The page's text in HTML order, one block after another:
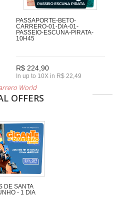
PASSAPORTE-BETO-
CARRERO-01-DIA-01-
PASSEIO-ESCUNA-PIRATA-
10H45
R$ 224,90
In up to 10X in R$ 22,49
World
OFFERS
DE SANTA
- 1 DIA